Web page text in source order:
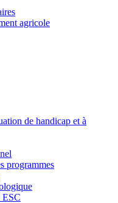
agricole
de handicap et à
programmes
ESC